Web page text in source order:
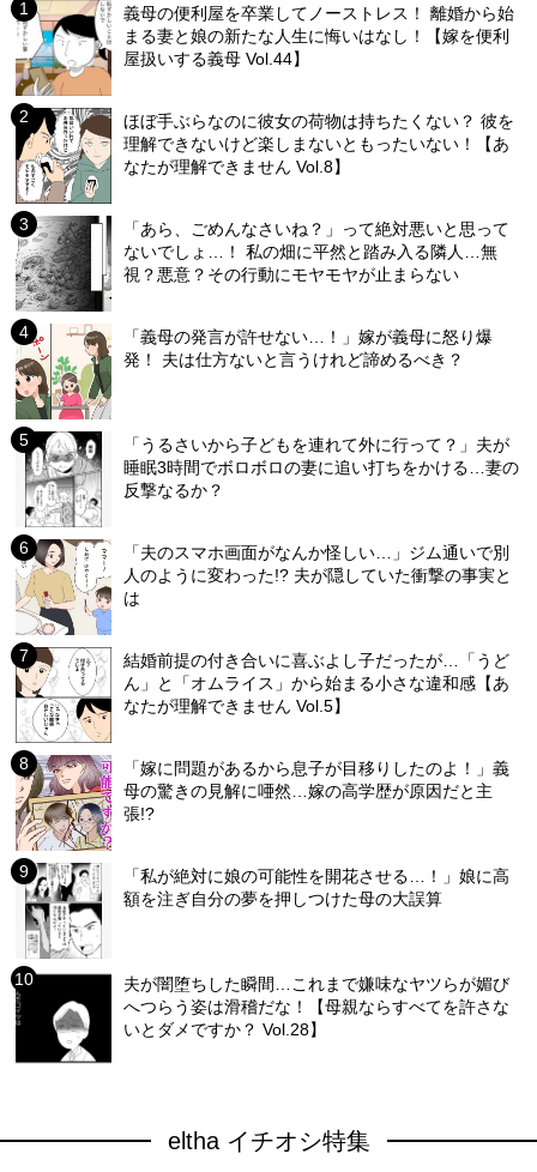
義母の便利屋を卒業してノーストレス！ 離婚から始
まる妻と娘の新たな人生に悔いはなし！【嫁を便利
屋扱いする義母 Vol.44】
ほぼ手ぶらなのに彼女の荷物は持ちたくない？ 彼を
理解できないけど楽しまないともったいない！【あ
なたが理解できません Vol.8】
「あら、ごめんなさいね？」って絶対悪いと思って
ないでしょ…！ 私の畑に平然と踏み入る隣人…無
視？悪意？その行動にモヤモヤが止まらない
「義母の発言が許せない…！」嫁が義母に怒り爆
発！ 夫は仕方ないと言うけれど諦めるべき？
「うるさいから子どもを連れて外に行って？」夫が
睡眠3時間でボロボロの妻に追い打ちをかける…妻の
反撃なるか？
「夫のスマホ画面がなんか怪しい…」ジム通いで別
人のように変わった!? 夫が隠していた衝撃の事実と
は
結婚前提の付き合いに喜ぶよし子だったが…「うど
ん」と「オムライス」から始まる小さな違和感【あ
なたが理解できません Vol.5】
「嫁に問題があるから息子が目移りしたのよ！」義
母の驚きの見解に唖然…嫁の高学歴が原因だと主
張!?
「私が絶対に娘の可能性を開花させる…！」娘に高
額を注ぎ自分の夢を押しつけた母の大誤算
夫が闇堕ちした瞬間…これまで嫌味なヤツらが媚び
へつらう姿は滑稽だな！【母親ならすべてを許さな
いとダメですか？ Vol.28】
eltha イチオシ特集